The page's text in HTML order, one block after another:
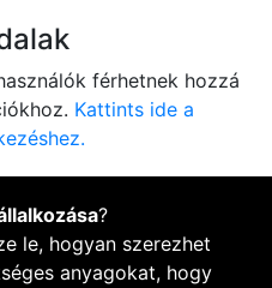
férhetnek hozzá
Kattints ide a
?
le, hogyan szerezhet
anyagokat, hogy